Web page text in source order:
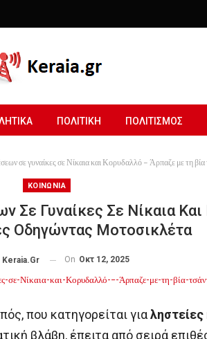
ΠΟΛΙΤΙΚΗ ΠΟΛΙΤΙΣΜΟΣ
σε γυναίκες σε Νίκαια και Κορυδαλλό – Άρπαζε με τη
ΚΟΙΝΩΝΙΑ
Σε Γυναίκες Σε Νίκαια
Οδηγώντας Μοτοσικλέτα
Keraia.gr On Οκτ 12, 2025
που κατηγορείται γιαληστείες
βλάβη, έπειτα από σειρά